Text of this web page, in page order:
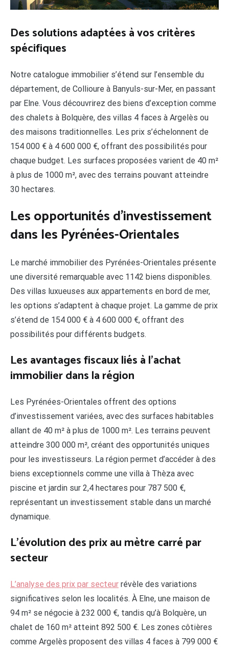
Des solutions adaptées à vos critères
spécifiques
Notre catalogue immobilier s’étend sur l’ensemble du
département, de Collioure à Banyuls-sur-Mer, en passant
par Elne. Vous découvrirez des biens d’exception comme
des chalets à Bolquère, des villas 4 faces à Argelès ou
des maisons traditionnelles. Les prix s’échelonnent de
154 000 € à 4 600 000 €, offrant des possibilités pour
chaque budget. Les surfaces proposées varient de 40 m²
à plus de 1000 m², avec des terrains pouvant atteindre
30 hectares.
Les opportunités d’investissement
dans les Pyrénées-Orientales
Le marché immobilier des Pyrénées-Orientales présente
une diversité remarquable avec 1142 biens disponibles.
Des villas luxueuses aux appartements en bord de mer,
les options s’adaptent à chaque projet. La gamme de prix
s’étend de 154 000 € à 4 600 000 €, offrant des
possibilités pour différents budgets.
Les avantages fiscaux liés à l’achat
immobilier dans la région
Les Pyrénées-Orientales offrent des options
d’investissement variées, avec des surfaces habitables
allant de 40 m² à plus de 1000 m². Les terrains peuvent
atteindre 300 000 m², créant des opportunités uniques
pour les investisseurs. La région permet d’accéder à des
biens exceptionnels comme une villa à Thèza avec
piscine et jardin sur 2,4 hectares pour 787 500 €,
représentant un investissement stable dans un marché
dynamique.
L’évolution des prix au mètre carré par
secteur
L’analyse des prix par secteur révèle des variations
significatives selon les localités. À Elne, une maison de
94 m² se négocie à 232 000 €, tandis qu’à Bolquère, un
chalet de 160 m² atteint 892 500 €. Les zones côtières
comme Argelès proposent des villas 4 faces à 799 000 €